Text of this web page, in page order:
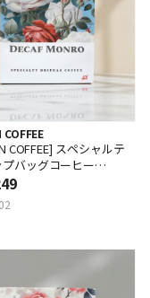
COFFEE] スペシャルテ
バッグコーヒー
）10g x 1袋